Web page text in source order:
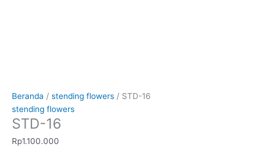
Beranda / stending flowers / STD-16
stending flowers
STD-16
Rp1.100.000